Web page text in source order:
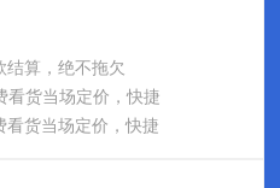
算，绝不拖欠
看货当场定价，快捷
货当场定价，快捷